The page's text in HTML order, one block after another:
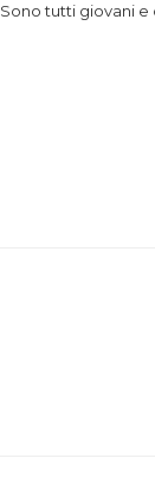
tutti giovani